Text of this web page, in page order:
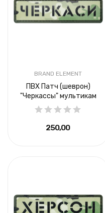
BRAND ELEMENT
ПВХ Патч (шеврон)
"Черкассы" мультикам
250,00 ₴